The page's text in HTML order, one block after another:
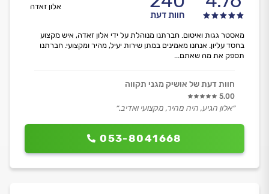
אלון זאדה
חוות דעת
053-8041668
מאסטר גגות ואיטום. חברתנו מנוהלת על ידי אלון זאדה, איש מקצוע
בחסד עליון. אנחנו מאמינים במתן שירות יעיל, מהיר ומקצועי. חברתנו
תספק את מה שאתם...
חוות דעת של אושיק מגני תקווה
5.00
״אלון הגיע, היה מהיר, מקצועי ואדיב.״